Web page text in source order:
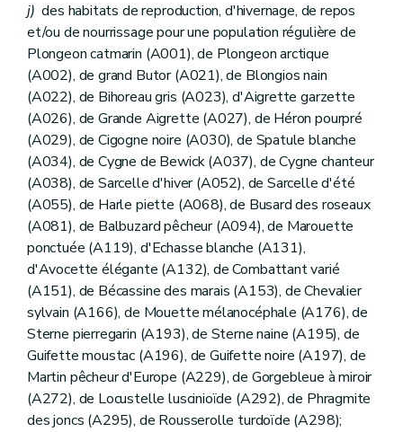
j) des habitats de reproduction, d'hivernage, de repos
et/ou de nourrissage pour une population régulière de
Plongeon catmarin (A001), de Plongeon arctique
(A002), de grand Butor (A021), de Blongios nain
(A022), de Bihoreau gris (A023), d'Aigrette garzette
(A026), de Grande Aigrette (A027), de Héron pourpré
(A029), de Cigogne noire (A030), de Spatule blanche
(A034), de Cygne de Bewick (A037), de Cygne chanteur
(A038), de Sarcelle d'hiver (A052), de Sarcelle d'été
(A055), de Harle piette (A068), de Busard des roseaux
(A081), de Balbuzard pêcheur (A094), de Marouette
ponctuée (A119), d'Echasse blanche (A131),
d'Avocette élégante (A132), de Combattant varié
(A151), de Bécassine des marais (A153), de Chevalier
sylvain (A166), de Mouette mélanocéphale (A176), de
Sterne pierregarin (A193), de Sterne naine (A195), de
Guifette moustac (A196), de Guifette noire (A197), de
Martin pêcheur d'Europe (A229), de Gorgebleue à miroir
(A272), de Locustelle luscinioïde (A292), de Phragmite
des joncs (A295), de Rousserolle turdoïde (A298);